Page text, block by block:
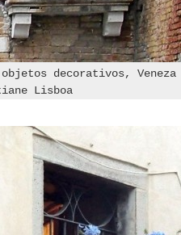
objetos decorativos, Veneza
Lisboa